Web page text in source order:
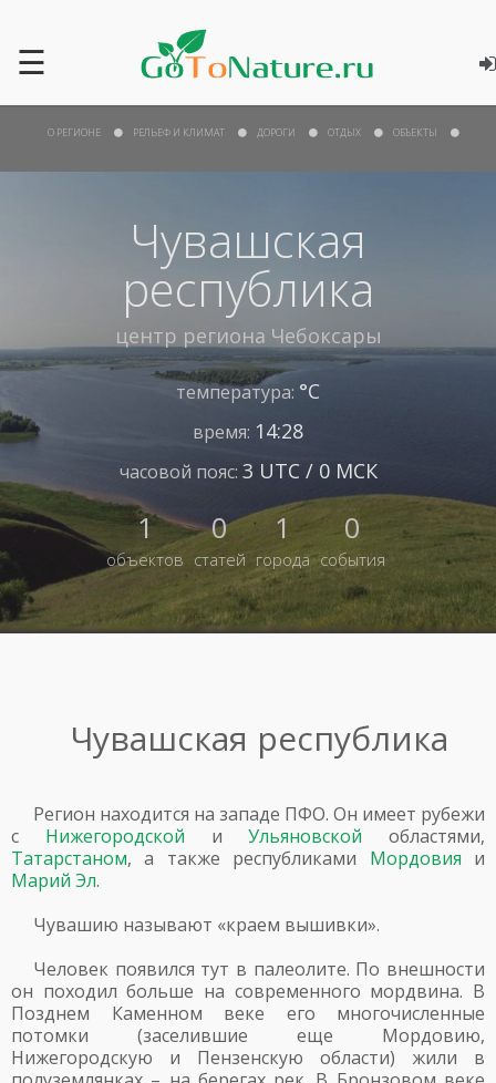
☰
Чувашская
республика
центр региона Чебоксары
температура: °С
время: 14:28
часовой пояс: 3 UTC / 0 МСК
1
объектов
0
статей
1
города
0
события
О РЕГИОНЕ РЕЛЬЕФ И КЛИМАТ ДОРОГИ ОТДЫХ ОБЪЕКТЫ
Чувашская республика
Регион находится на западе ПФО. Он имеет рубежи
с Нижегородской иУльяновской областями,
Татарстаном, а также республиками Мордовия и
Марий Эл.
Чувашию называют «краем вышивки».
Человек появился тут в палеолите. По внешности
он походил больше на современного мордвина. В
Позднем Каменном веке его многочисленные
потомки (заселившие еще Мордовию,
Нижегородскую и Пензенскую области) жили в